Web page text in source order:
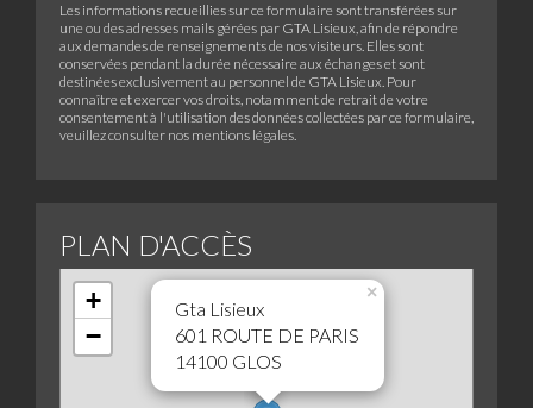
Les informations recueillies sur ce formulaire sont transférées sur
une ou des adresses mails gérées par GTA Lisieux, afin de répondre
aux demandes de renseignements de nos visiteurs. Elles sont
conservées pendant la durée nécessaire aux échanges et sont
destinées exclusivement au personnel de GTA Lisieux. Pour
connaître et exercer vos droits, notamment de retrait de votre
consentement à l'utilisation des données collectées par ce formulaire,
veuillez consulter nos mentions légales.
PLAN D'ACCÈS
Gta Lisieux
601 ROUTE DE PARIS
14100 GLOS
×
+
−